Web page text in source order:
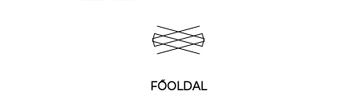
FŐOLDAL